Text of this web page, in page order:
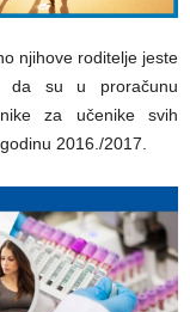
njihove roditelje jeste
da su u proračunu
za učenike svih
2016./2017.